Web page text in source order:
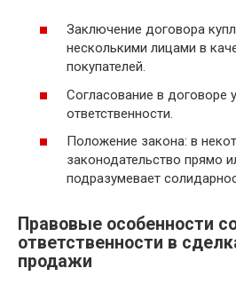
Заключение договора
несколькими лицами в
покупателей.
Согласование в договоре
ответственности.
Положение закона: в
законодательство прямо
подразумевает
Правовые особенности
ответственности в
продажи